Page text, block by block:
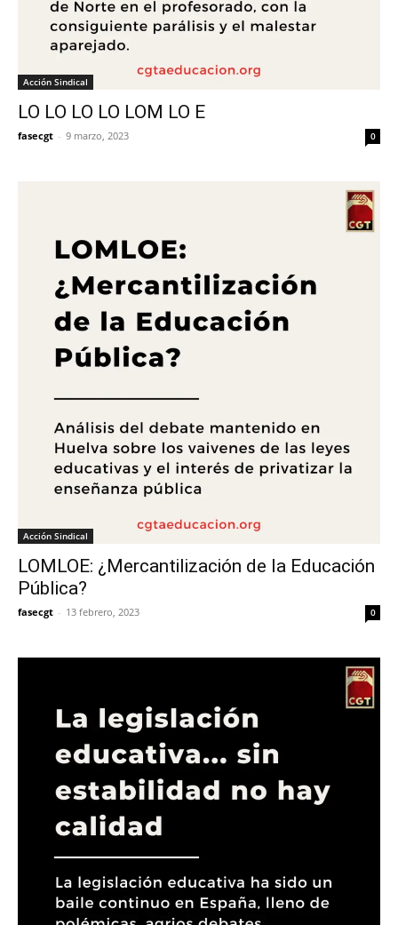
Acción Sindical
LO LO LO LO LOM LO E
fasecgt - 9 marzo, 2023 0
Acción Sindical
LOMLOE: ¿Mercantilización de la Educación
Pública?
fasecgt - 13 febrero, 2023 0